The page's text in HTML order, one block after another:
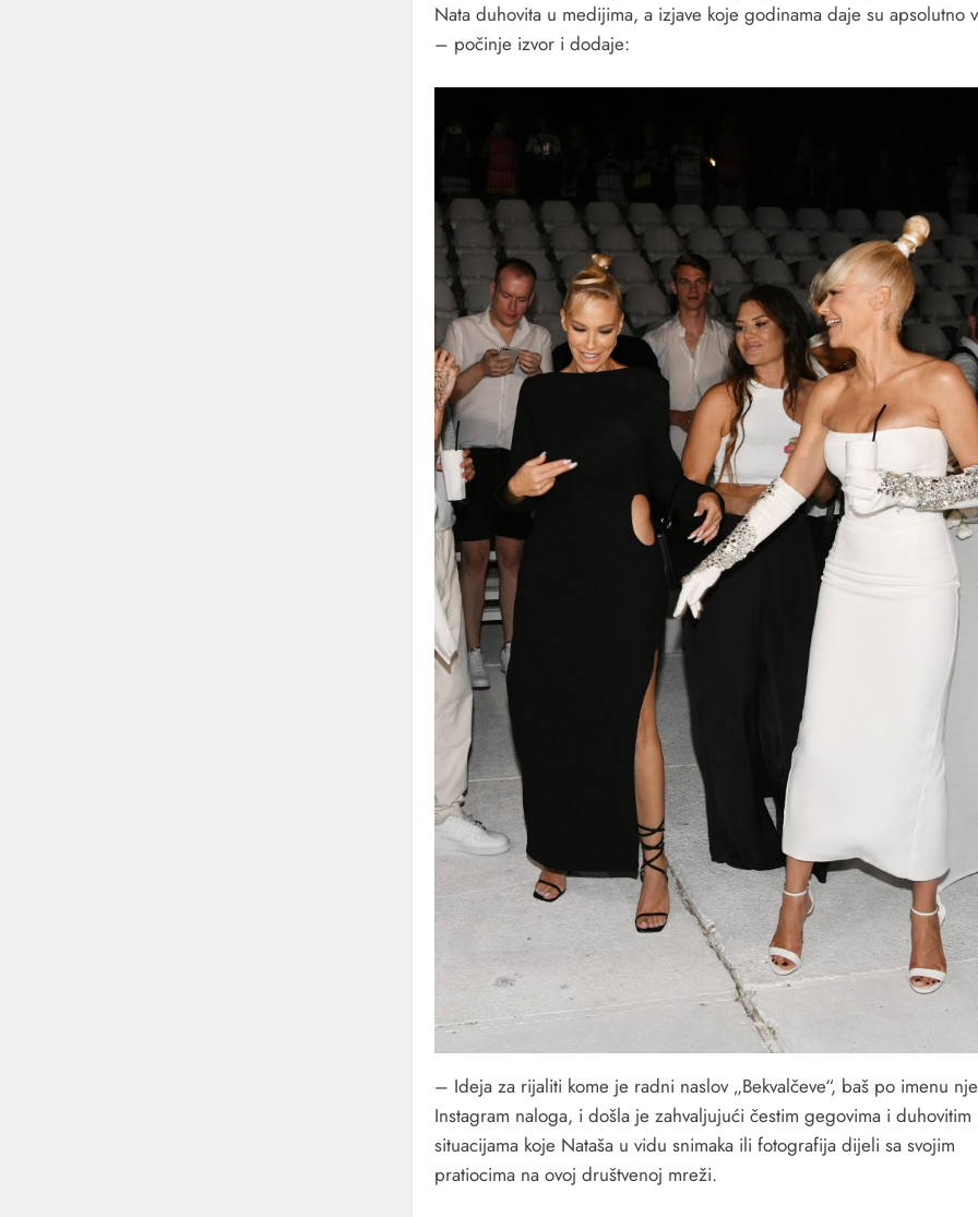
Nata duhovita u medijima, a izjave koje godinama daje su apsolutno
– počinje izvor i dodaje:
– Ideja za rijaliti kome je radni naslov „Bekvalčeve“, baš po imenu
Instagram naloga, i došla je zahvaljujući čestim gegovima i duhovitim
situacijama koje Nataša u vidu snimaka ili fotografija dijeli sa svojim
pratiocima na ovoj društvenoj mreži.